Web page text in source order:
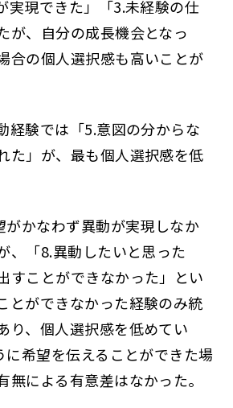
実現できた」「3.未経験の仕
が、自分の成長機会となっ
合の個人選択感も高いことが
経験では「5.意図の分からな
た」が、最も個人選択感を低
かなわず異動が実現しなか
、「8.異動したいと思った
すことができなかった」とい
とができなかった経験のみ統
り、個人選択感を低めてい
に希望を伝えることができた場
無による有意差はなかった。